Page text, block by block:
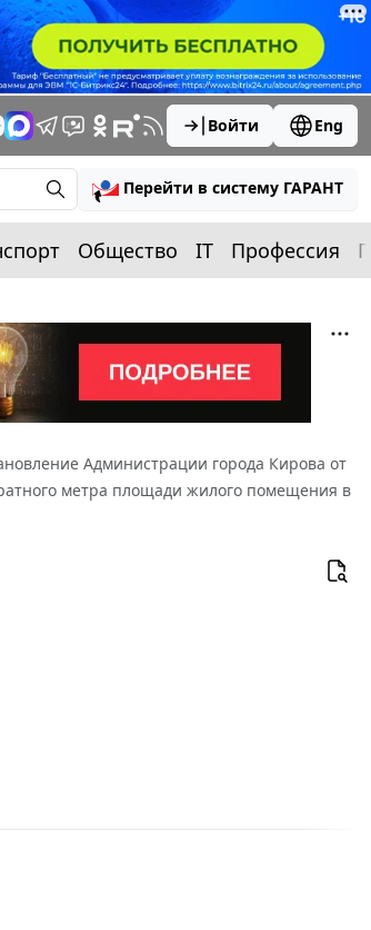
Войти Eng
Перейти в систему ГАРАНТ
Общество IT Профессия
Администрации города Кирова от
метра площади жилого помещения в